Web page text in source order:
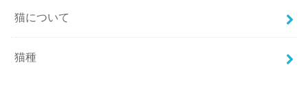
猫について
猫種